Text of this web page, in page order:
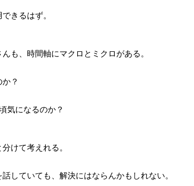
きるはず。
も、時間軸にマクロとミクロがある。
？
気になるのか？
けて考えれる。
していても、解決にはならんかもしれない。